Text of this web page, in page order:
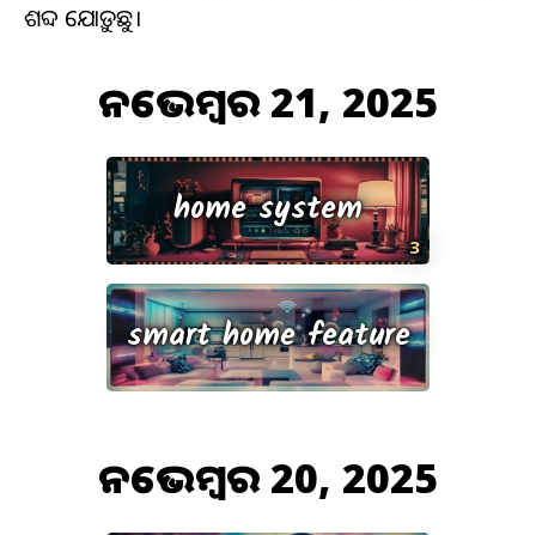
ଶବ୍ଦ ଯୋଡ଼ୁଛୁ।
ନଭେମ୍ବର 21, 2025
3
home system
smart home feature
ନଭେମ୍ବର 20, 2025